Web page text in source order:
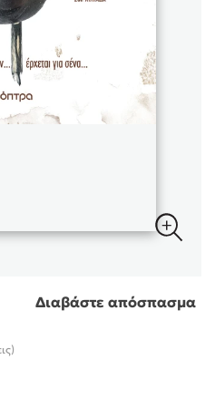
είσαι εσύ
Διαβάστε απόσπασμα